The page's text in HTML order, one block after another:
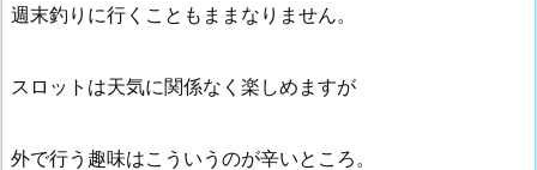
週末釣りに行くこともままなりません。
スロットは天気に関係なく楽しめますが
外で行う趣味はこういうのが辛いところ。